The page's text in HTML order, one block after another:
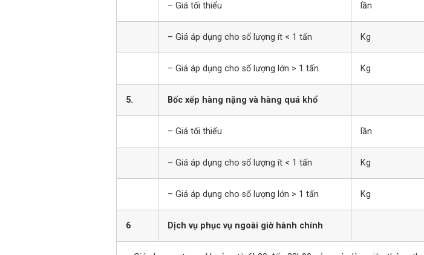
– Giá tối thiểu lần
– Giá áp dụng cho số lượng ít < 1 tấn Kg
– Giá áp dụng cho số lượng lớn > 1 tấn Kg
5. Bốc xếp hàng nặng và hàng quá khổ
– Giá tối thiểu lần
– Giá áp dụng cho số lượng ít < 1 tấn Kg
– Giá áp dụng cho số lượng lớn > 1 tấn Kg
6 Dịch vụ phục vụ ngoài giờ hành chính